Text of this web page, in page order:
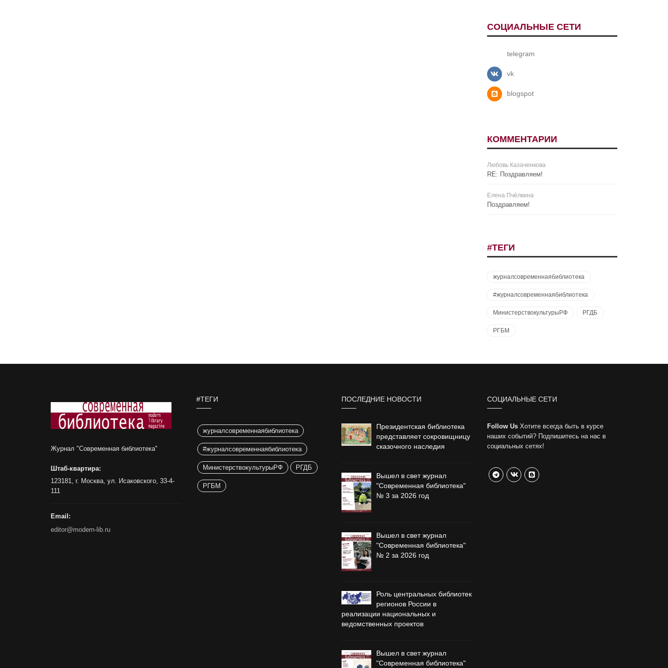
СОЦИАЛЬНЫЕ СЕТИ
telegram
vk
blogspot
КОММЕНТАРИИ
Любовь Казаченкова
RE: Поздравляем!
Елена Пчёлкина
Поздравляем!
#ТЕГИ
журналсовременнаябиблиотека
#журналсовременнаябиблиотека
МинистерствокультурыРФ РГДБ
РГБМ
Журнал "Современная библиотека"
Штаб-квартира:
123181, г. Москва, ул. Исаковского, 33-4-
111
Email:
editor@modern-lib.ru
#ТЕГИ
журналсовременнаябиблиотека
#журналсовременнаябиблиотека
МинистерствокультурыРФ РГДБ
РГБМ
ПОСЛЕДНИЕ НОВОСТИ
Президентская библиотека
представляет сокровищницу
сказочного наследия
Вышел в свет журнал
"Современная библиотека"
№ 3 за 2026 год
Вышел в свет журнал
"Современная библиотека"
№ 2 за 2026 год
Роль центральных библиотек
регионов России в
реализации национальных и
ведомственных проектов
Вышел в свет журнал
"Современная библиотека"
СОЦИАЛЬНЫЕ СЕТИ
Follow UsХотите всегда быть в курсе
наших событий? Подпишитесь на нас в
социальных сетях!